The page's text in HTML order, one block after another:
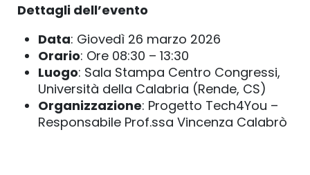
Dettagli dell’evento
Data: Giovedì 26 marzo 2026
Orario: Ore 08:30 – 13:30
Luogo: Sala Stampa Centro Congressi,
Università della Calabria (Rende, CS)
Organizzazione: Progetto Tech4You –
Responsabile Prof.ssa Vincenza Calabrò